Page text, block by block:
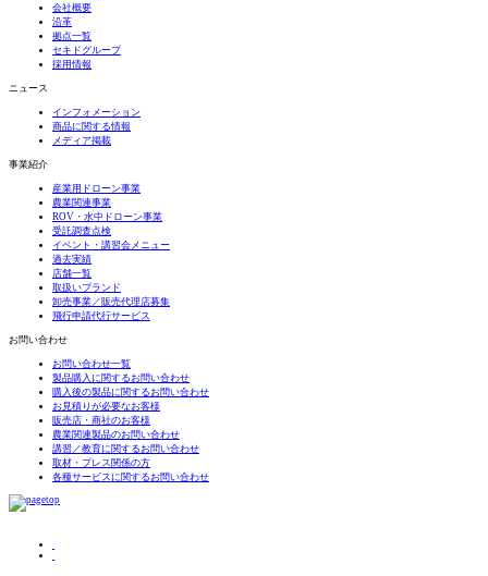
会社概要
沿革
拠点一覧
セキドグループ
採用情報
ニュース
インフォメーション
商品に関する情報
メディア掲載
事業紹介
産業用ドローン事業
農業関連事業
ROV・水中ドローン事業
受託調査点検
イベント・講習会メニュー
過去実績
店舗一覧
取扱いブランド
卸売事業／販売代理店募集
飛行申請代行サービス
お問い合わせ
お問い合わせ一覧
製品購入に関するお問い合わせ
購入後の製品に関するお問い合わせ
お見積りが必要なお客様
販売店・商社のお客様
農業関連製品のお問い合わせ
講習／教育に関するお問い合わせ
取材・プレス関係の方
各種サービスに関するお問い合わせ